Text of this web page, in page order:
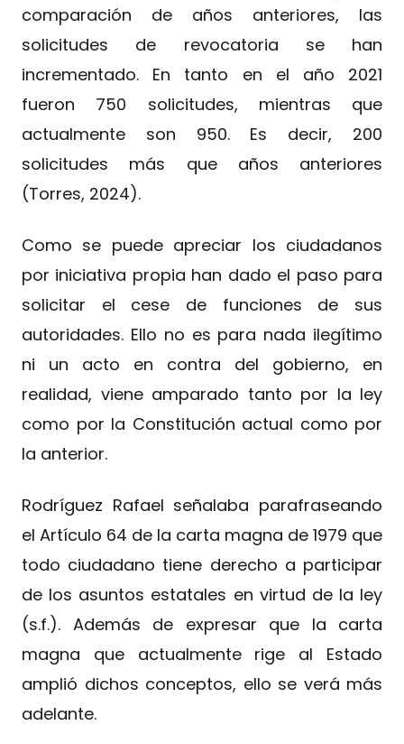
comparación de años anteriores, las
solicitudes de revocatoria se han
incrementado. En tanto en el año 2021
fueron 750 solicitudes, mientras que
actualmente son 950. Es decir, 200
solicitudes más que años anteriores
(Torres, 2024).
Como se puede apreciar los ciudadanos
por iniciativa propia han dado el paso para
solicitar el cese de funciones de sus
autoridades. Ello no es para nada ilegítimo
ni un acto en contra del gobierno, en
realidad, viene amparado tanto por la ley
como por la Constitución actual como por
la anterior.
Rodríguez Rafael señalaba parafraseando
el Artículo 64 de la carta magna de 1979 que
todo ciudadano tiene derecho a participar
de los asuntos estatales en virtud de la ley
(s.f.). Además de expresar que la carta
magna que actualmente rige al Estado
amplió dichos conceptos, ello se verá más
adelante.